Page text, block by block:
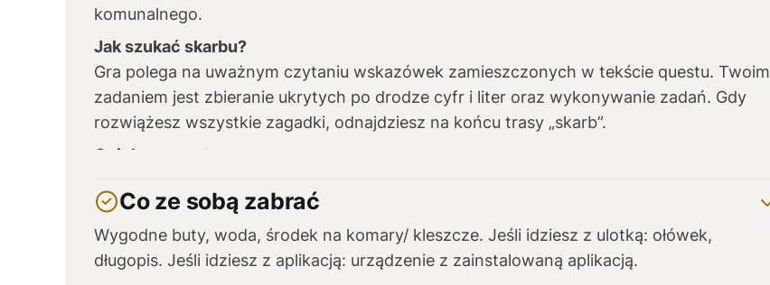
komunalnego.
Jak szukać skarbu?
Gra polega na uważnym czytaniu wskazówek zamieszczonych w tekście questu. Twoim
zadaniem jest zbieranie ukrytych po drodze cyfr i liter oraz wykonywanie zadań. Gdy
rozwiążesz wszystkie zagadki, odnajdziesz na końcu trasy „skarb”.
Opiekun questu:
Co ze sobą zabrać
Wygodne buty, woda, środek na komary/ kleszcze. Jeśli idziesz z ulotką: ołówek,
długopis. Jeśli idziesz z aplikacją: urządzenie z zainstalowaną aplikacją.